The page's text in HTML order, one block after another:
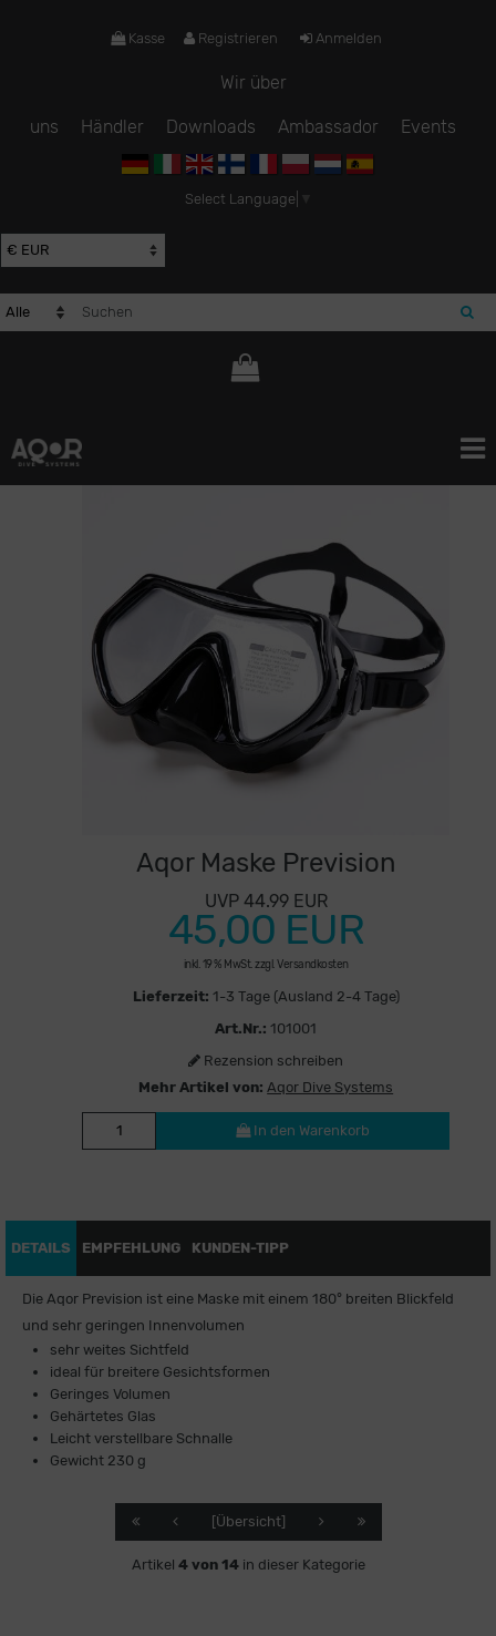
Kasse Registrieren Anmelden
Wir über
uns Händler Downloads Ambassador Events
Select Language
Aqor Maske Prevision
UVP 44.99 EUR
45,00 EUR
inkl. 19 % MwSt. zzgl. Versandkosten
Lieferzeit: 1-3 Tage (Ausland 2-4 Tage)
Art.Nr.: 101001
Rezension schreiben
Mehr Artikel von: Aqor Dive Systems
In den Warenkorb
DETAILS EMPFEHLUNG KUNDEN-TIPP
Die Aqor Prevision ist eine Maske mit einem 180° breiten Blickfeld
und sehr geringen Innenvolumen
sehr weites Sichtfeld
ideal für breitere Gesichtsformen
Geringes Volumen
Gehärtetes Glas
Leicht verstellbare Schnalle
Gewicht 230 g
[Übersicht]
Artikel 4 von 14in dieser Kategorie